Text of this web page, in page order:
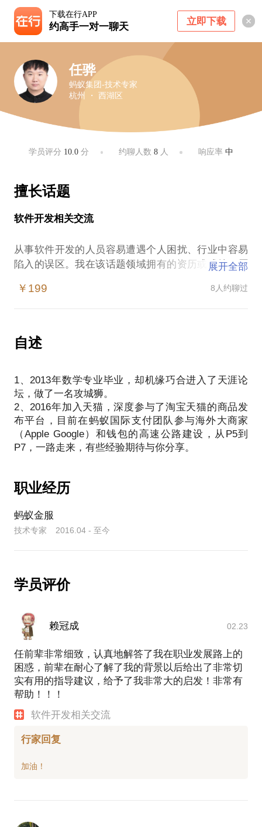
下载在行APP
约高手一对一聊天 立即下载
任骅
蚂蚁集团-技术专家
杭州 ・ 西湖区
学员评分 10.0 分 约聊人数 8人 响应率 中
擅长话题
软件开发相关交流
从事软件开发的人员容易遭遇个人困扰、行业中容易
陷入的误区。我在该话题领域拥有的资历或成就。愿
1、互联网软件开发
PS.在选择与我见面前，请把你的问题更具体化。毕
题提前发给我，方便我做更精细的准备，提升见面效
展开全部
￥199 8人约聊过
自述
1、2013年数学专业毕业，却机缘巧合进入了天涯论
坛，做了一名攻城狮。
2、2016年加入天猫，深度参与了淘宝天猫的商品发
布平台，目前在蚂蚁国际支付团队参与海外大商家
（Apple Google）和钱包的高速公路建设，从P5到
职业经历
蚂蚁金服
技术专家 2016.04 - 至今
学员评价
赖冠成 02.23
任前辈非常细致，认真地解答了我在职业发展路上的
困惑，前辈在耐心了解了我的背景以后给出了非常切
实有用的指导建议，给予了我非常大的启发！非常有
帮助！！！
软件开发相关交流
行家回复